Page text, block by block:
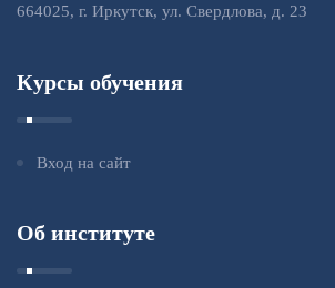
664025, г. Иркутск, ул. Свердлова, д. 23
Курсы обучения
Вход на сайт
Об институте